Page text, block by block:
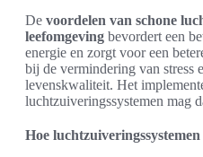
De voordelen van schone
leefomgeving bevordert een
energie en zorgt voor een
bij de vermindering van stress
levenskwaliteit. Het
luchtzuiveringssystemen mag
Hoe